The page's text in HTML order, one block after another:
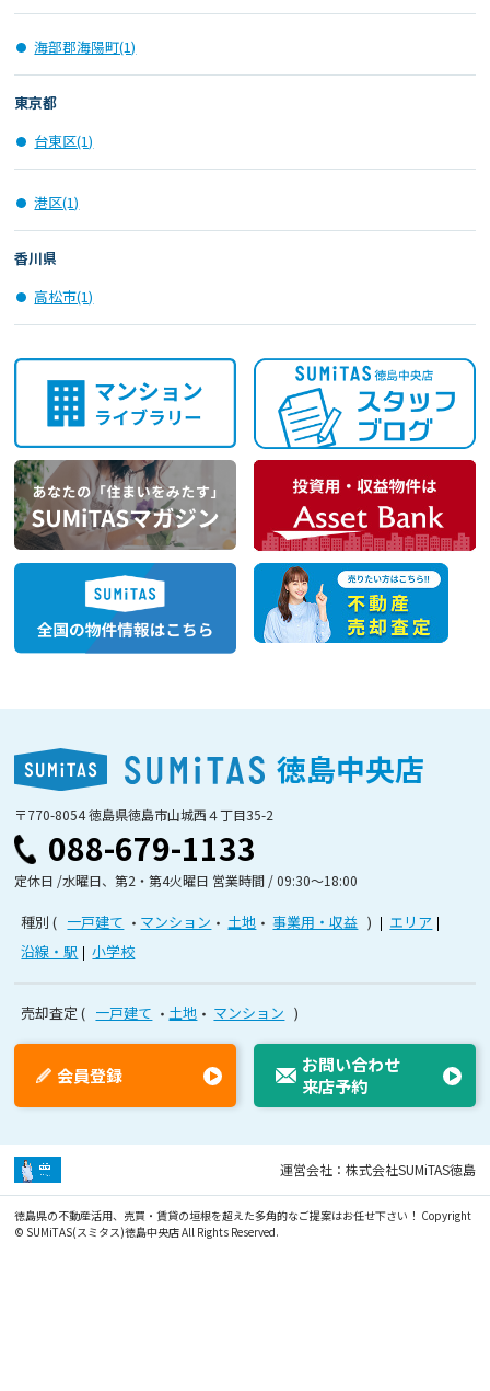
海部郡海陽町(1)
東京都
台東区(1)
港区(1)
香川県
高松市(1)
徳島中央店
〒770-8054 徳島県徳島市山城西４丁目35-2
088-679-1133
定休日 /水曜日、第2・第4火曜日 営業時間 / 09:30〜18:00
種別 一戸建て マンション 土地 事業用・収益
エリア
沿線・駅
小学校
売却査定 一戸建て 土地 マンション
お問い合わせ
来店予約
会員登録
運営会社：株式会社SUMiTAS徳島
徳島県の不動産活用、売買・賃貸の垣根を超えた多角的なご提案はお任せ下さい！ Copyright
© SUMiTAS(スミタス)徳島中央店 All Rights Reserved.